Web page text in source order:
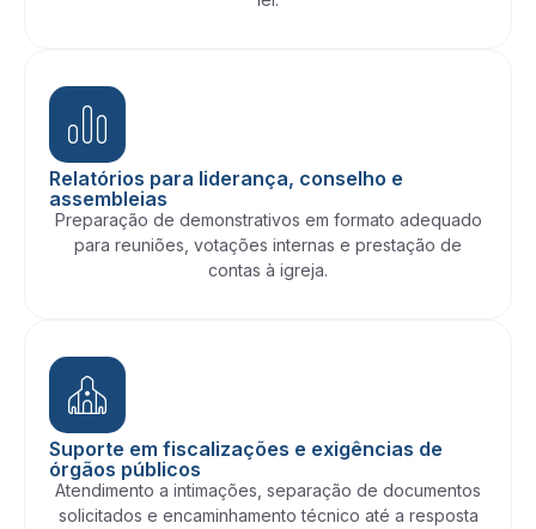
Relatórios para liderança, conselho e
assembleias
Preparação de demonstrativos em formato adequado
para reuniões, votações internas e prestação de
contas à igreja.
Suporte em fiscalizações e exigências de
órgãos públicos
Atendimento a intimações, separação de documentos
solicitados e encaminhamento técnico até a resposta